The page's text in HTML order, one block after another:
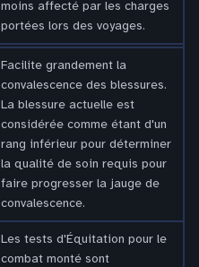
moins affecté par les charges
portées lors des voyages.
Facilite grandement la
convalescence des blessures.
La blessure actuelle est
considérée comme étant d'un
rang inférieur pour déterminer
la qualité de soin requis pour
faire progresser la jauge de
convalescence.
Les tests d'Équitation pour le
combat monté sont